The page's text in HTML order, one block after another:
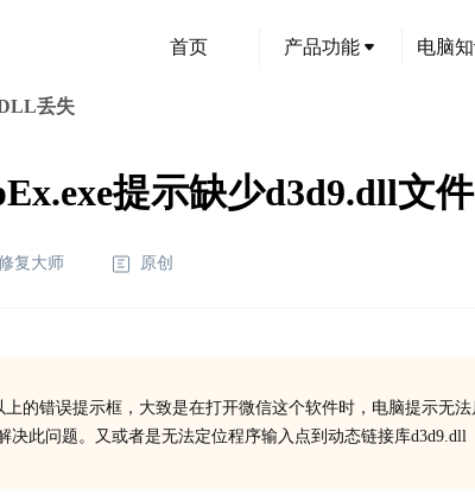
首页 产品功能 电脑
丢失
提示缺少d3d9.dll文
复大师 原创
的错误提示框，大致是在打开微信这个软件时，电脑提示无
决此问题。又或者是无法定位程序输入点到动态链接库d3d9.dll